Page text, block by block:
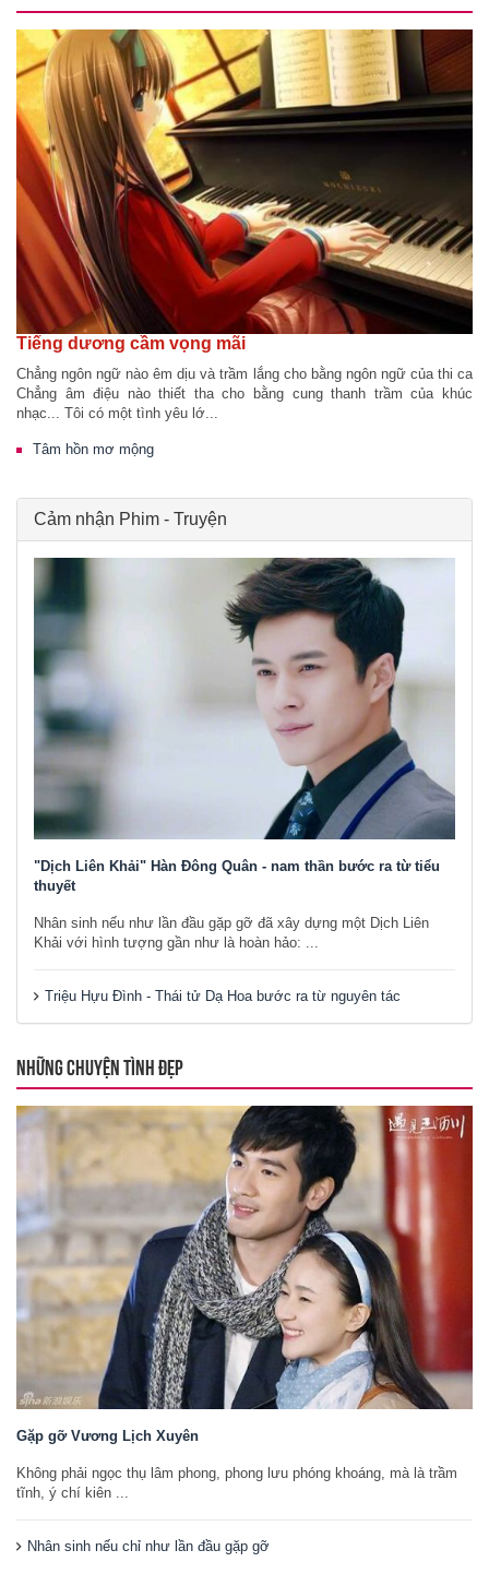
Tiếng dương cầm vọng mãi
Chẳng ngôn ngữ nào êm dịu và trầm lắng cho bằng ngôn ngữ của thi ca
Chẳng âm điệu nào thiết tha cho bằng cung thanh trầm của khúc
nhạc... Tôi có một tình yêu lớ...
Tâm hồn mơ mộng
Cảm nhận Phim - Truyện
"Dịch Liên Khải" Hàn Đông Quân - nam thần bước ra từ tiểu
thuyết
Nhân sinh nếu như lần đầu gặp gỡ đã xây dựng một Dịch Liên
Khải với hình tượng gần như là hoàn hảo: ...
Triệu Hựu Đình - Thái tử Dạ Hoa bước ra từ nguyên tác
NHỮNG CHUYỆN TÌNH ĐẸP
Gặp gỡ Vương Lịch Xuyên
Không phải ngọc thụ lâm phong, phong lưu phóng khoáng, mà là trầm
tĩnh, ý chí kiên ...
Nhân sinh nếu chỉ như lần đầu gặp gỡ